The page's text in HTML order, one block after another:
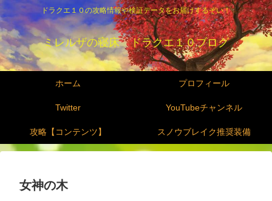
ドラクエ１０の攻略情報や検証データをお届けするぞい！
ミレルザの寝床 ドラクエ１０ブログ
ホーム プロフィール
Twitter YouTubeチャンネル
攻略【コンテンツ】 スノウブレイク推奨装備
女神の木